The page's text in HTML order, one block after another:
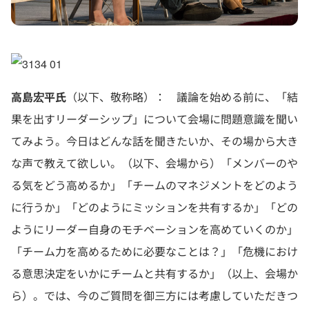
高島宏平氏 （以下、敬称略）： 議論を始める前に、「結
果を出すリーダーシップ」について会場に問題意識を聞い
てみよう。今日はどんな話を聞きたいか、その場から大き
な声で教えて欲しい。（以下、会場から）「メンバーのや
る気をどう高めるか」「チームのマネジメントをどのよう
に行うか」「どのようにミッションを共有するか」「どの
ようにリーダー自身のモチベーションを高めていくのか」
「チーム力を高めるために必要なことは？」「危機におけ
る意思決定をいかにチームと共有するか」（以上、会場か
ら）。では、今のご質問を御三方には考慮していただきつ